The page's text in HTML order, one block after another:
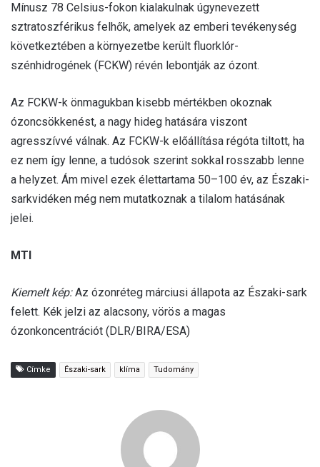
Mínusz 78 Celsius-fokon kialakulnak úgynevezett
sztratoszférikus felhők, amelyek az emberi tevékenység
következtében a környezetbe került fluorklór-
szénhidrogének (FCKW) révén lebontják az ózont.
Az FCKW-k önmagukban kisebb mértékben okoznak
ózoncsökkenést, a nagy hideg hatására viszont
agresszívvé válnak. Az FCKW-k előállítása régóta tiltott, ha
ez nem így lenne, a tudósok szerint sokkal rosszabb lenne
a helyzet. Ám mivel ezek élettartama 50–100 év, az Északi-
sarkvidéken még nem mutatkoznak a tilalom hatásának
jelei.
MTI
Kiemelt kép:Az ózonréteg márciusi állapota az Északi-sark
felett. Kék jelzi az alacsony, vörös a magas
ózonkoncentrációt (DLR/BIRA/ESA)
Címke Északi-sark klíma Tudomány